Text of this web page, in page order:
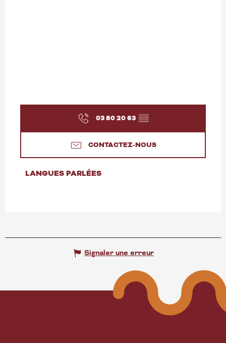
03 80 20 63 ▒▒
CONTACTEZ-NOUS
LANGUES PARLÉES
LANGUES PARLÉES
Signaler une erreur